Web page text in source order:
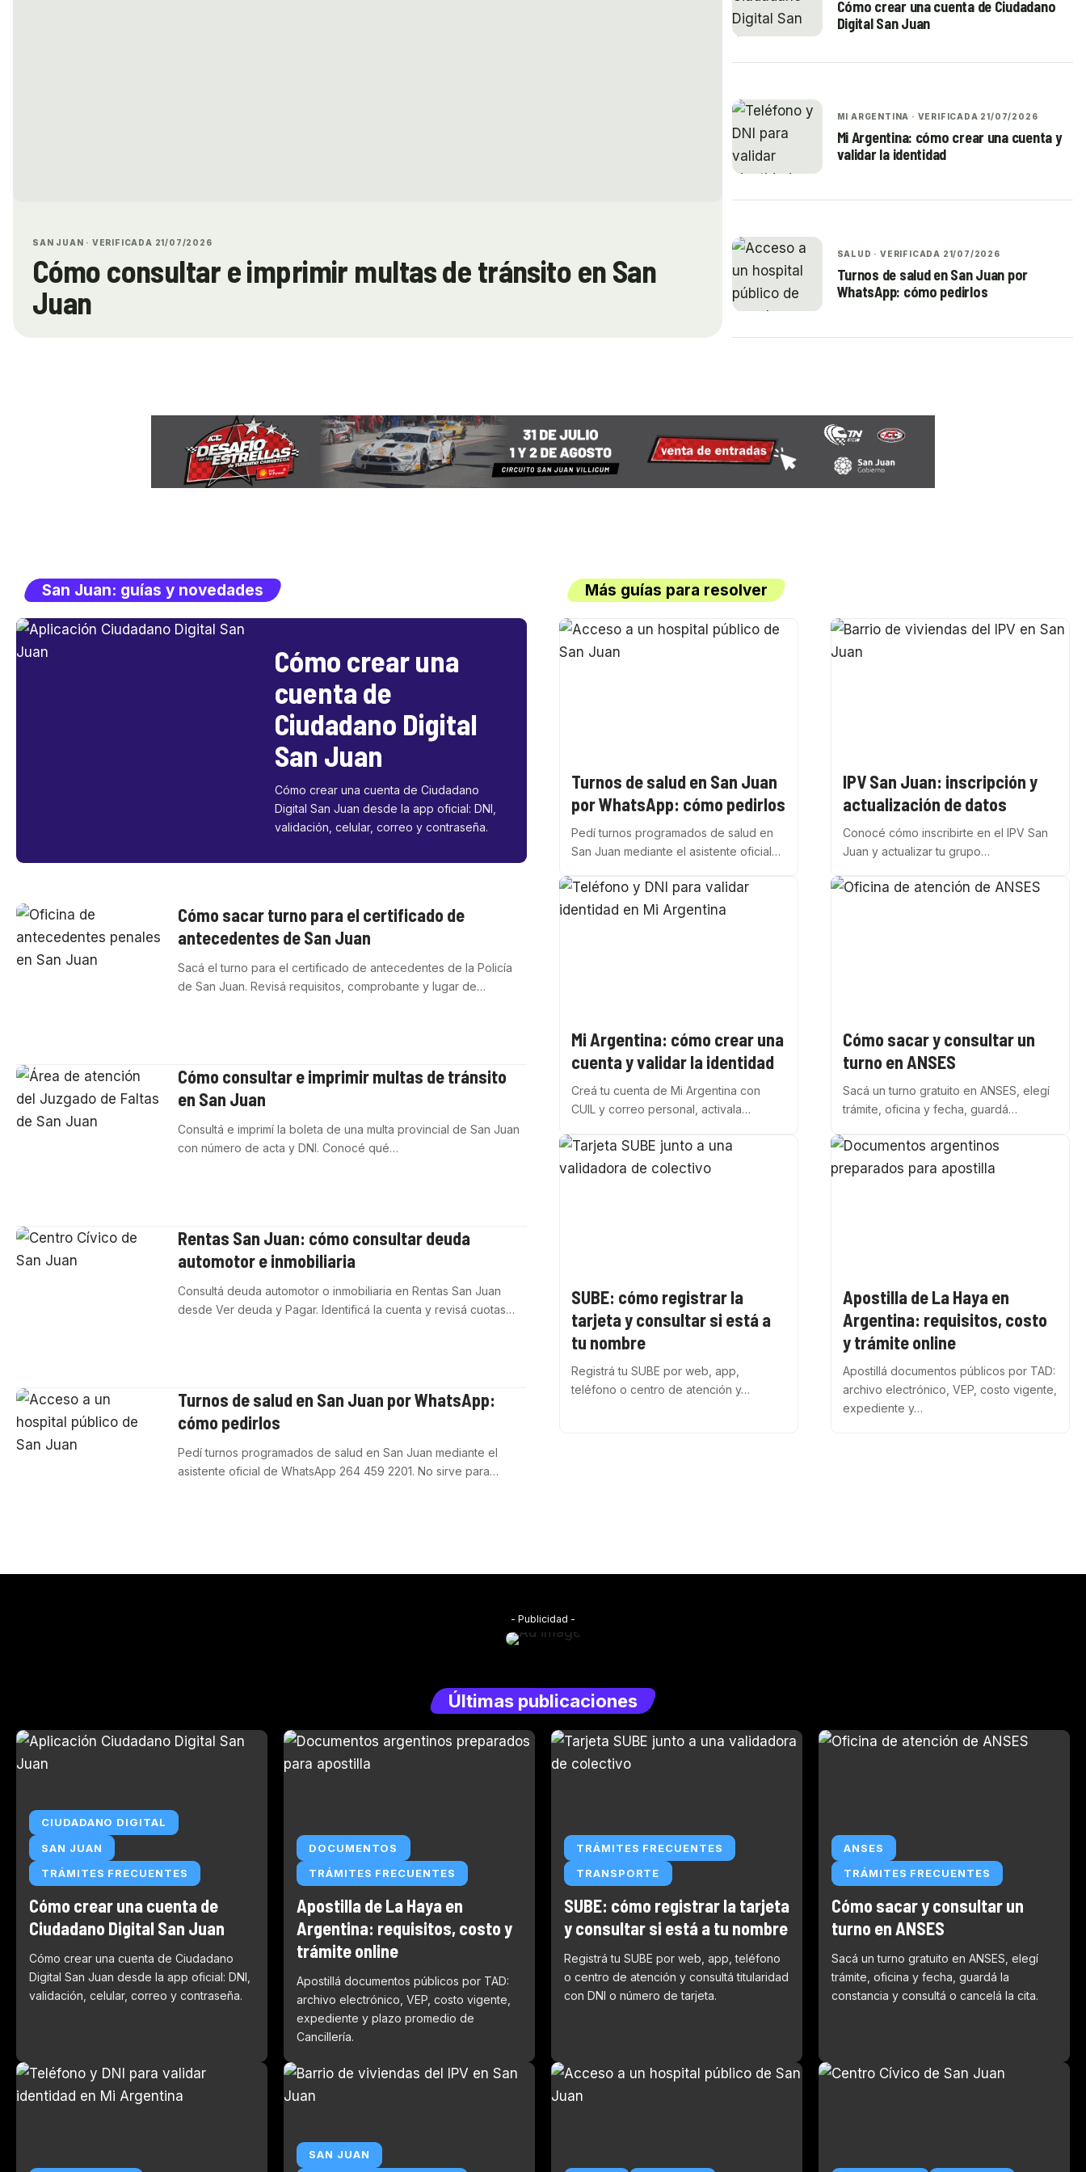
SAN JUAN · VERIFICADA 21/07/2026
Cómo consultar e imprimir multas de tránsito en San
Juan
Cómo crear una cuenta de Ciudadano
Digital San Juan
MI ARGENTINA · VERIFICADA 21/07/2026
Mi Argentina: cómo crear una cuenta y
validar la identidad
SALUD · VERIFICADA 21/07/2026
Turnos de salud en San Juan por
WhatsApp: cómo pedirlos
San Juan: guías y novedades
Cómo crear una
cuenta de
Ciudadano Digital
San Juan
Cómo crear una cuenta de Ciudadano
Digital San Juan desde la app oficial: DNI,
validación, celular, correo y contraseña.
Cómo sacar turno para el certificado de
antecedentes de San Juan
Sacá el turno para el certificado de antecedentes de la Policía
de San Juan. Revisá requisitos, comprobante y lugar de…
Cómo consultar e imprimir multas de tránsito
en San Juan
Consultá e imprimí la boleta de una multa provincial de San Juan
con número de acta y DNI. Conocé qué…
Rentas San Juan: cómo consultar deuda
automotor e inmobiliaria
Consultá deuda automotor o inmobiliaria en Rentas San Juan
desde Ver deuda y Pagar. Identificá la cuenta y revisá cuotas…
Turnos de salud en San Juan por WhatsApp:
cómo pedirlos
Pedí turnos programados de salud en San Juan mediante el
asistente oficial de WhatsApp 264 459 2201. No sirve para…
Más guías para resolver
Turnos de salud en San Juan
por WhatsApp: cómo pedirlos
Pedí turnos programados de salud en
San Juan mediante el asistente oficial…
IPV San Juan: inscripción y
actualización de datos
Conocé cómo inscribirte en el IPV San
Juan y actualizar tu grupo…
Mi Argentina: cómo crear una
cuenta y validar la identidad
Creá tu cuenta de Mi Argentina con
CUIL y correo personal, activala…
Cómo sacar y consultar un
turno en ANSES
Sacá un turno gratuito en ANSES, elegí
trámite, oficina y fecha, guardá…
SUBE: cómo registrar la
tarjeta y consultar si está a
tu nombre
Registrá tu SUBE por web, app,
teléfono o centro de atención y…
Apostilla de La Haya en
Argentina: requisitos, costo
y trámite online
Apostillá documentos públicos por TAD:
archivo electrónico, VEP, costo vigente,
expediente y…
- Publicidad -
Últimas publicaciones
CIUDADANO DIGITAL
SAN JUAN
TRÁMITES FRECUENTES
Cómo crear una cuenta de
Ciudadano Digital San Juan
Cómo crear una cuenta de Ciudadano
Digital San Juan desde la app oficial: DNI,
validación, celular, correo y contraseña.
DOCUMENTOS
TRÁMITES FRECUENTES
Apostilla de La Haya en
Argentina: requisitos, costo y
trámite online
Apostillá documentos públicos por TAD:
archivo electrónico, VEP, costo vigente,
expediente y plazo promedio de
Cancillería.
TRÁMITES FRECUENTES
TRANSPORTE
SUBE: cómo registrar la tarjeta
y consultar si está a tu nombre
Registrá tu SUBE por web, app, teléfono
o centro de atención y consultá titularidad
con DNI o número de tarjeta.
ANSES
TRÁMITES FRECUENTES
Cómo sacar y consultar un
turno en ANSES
Sacá un turno gratuito en ANSES, elegí
trámite, oficina y fecha, guardá la
constancia y consultá o cancelá la cita.
SAN JUAN